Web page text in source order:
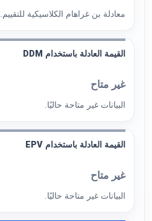
معادلة بن غراهام الكلاسيكية للتقييم.
القيمة العادلة باستخدام DDM
غير متاح
البيانات غير متاحة حاليًا.
القيمة العادلة باستخدام EPV
غير متاح
البيانات غير متاحة حاليًا.